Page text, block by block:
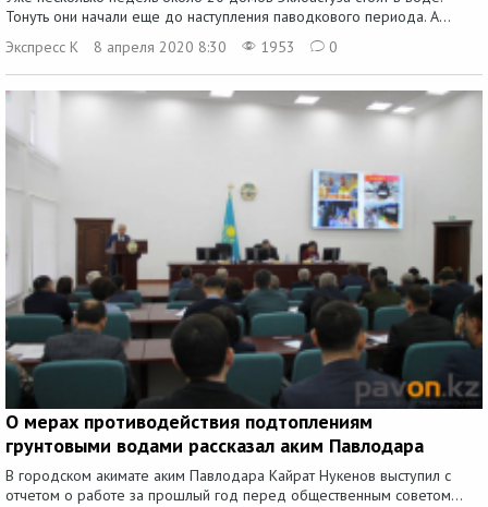
Тонуть они начали еще до наступления паводкового периода. А...
Экспресс К
8 апреля 2020 8:30 1953 0
О мерах противодействия подтоплениям
грунтовыми водами рассказал аким Павлодара
В городском акимате аким Павлодара Кайрат Нукенов выступил с
отчетом о работе за прошлый год перед общественным советом...